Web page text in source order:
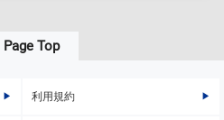
Page Top
利用規約